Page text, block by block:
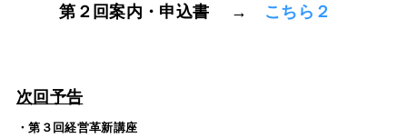
第２回案内・申込書 → こちら２
次回予告
・第３回経営革新講座